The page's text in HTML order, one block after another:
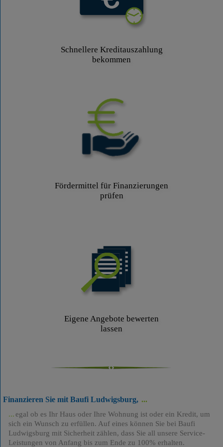
Schnellere Kreditauszahlung
bekommen
Fördermittel für Finanzierungen
prüfen
Eigene Angebote bewerten
lassen
Finanzieren Sie mit Baufi Ludwigsburg,
egal ob es Ihr Haus oder Ihre Wohnung ist oder ein Kredit, um
sich ein Wunsch zu erfüllen. Auf eines können Sie bei Baufi
Ludwigsburg mit Sicherheit zählen, dass Sie all unsere Service-
Leistungen von Anfang bis zum Ende zu 100% erhalten.